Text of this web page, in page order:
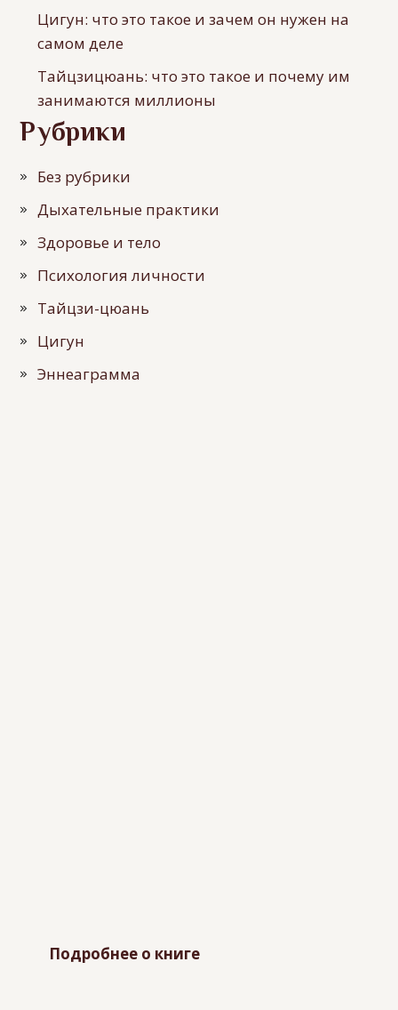
Цигун: что это такое и зачем он нужен на
самом деле
Тайцзицюань: что это такое и почему им
занимаются миллионы
Рубрики
Без рубрики
Дыхательные практики
Здоровье и тело
Психология личности
Тайцзи-цюань
Цигун
Эннеаграмма
Подробнее о книге